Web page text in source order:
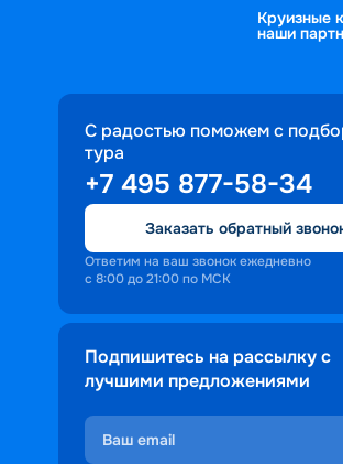
Круизные
наши
С радостью поможем с
тура
+7 495 877-58-34
Заказать обратный
Ответим на ваш звонок ежедневно
с 8:00 до 21:00 по МСК
Подпишитесь на рассылку с
лучшими предложениями